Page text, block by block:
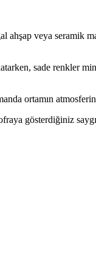
ahşap veya seramik
sade renkler
ortamın
gösterdiğiniz